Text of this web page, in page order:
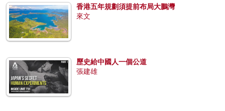
香港五年規劃須提前布局大鵬灣
來文
歷史給中國人一個公道
張建雄